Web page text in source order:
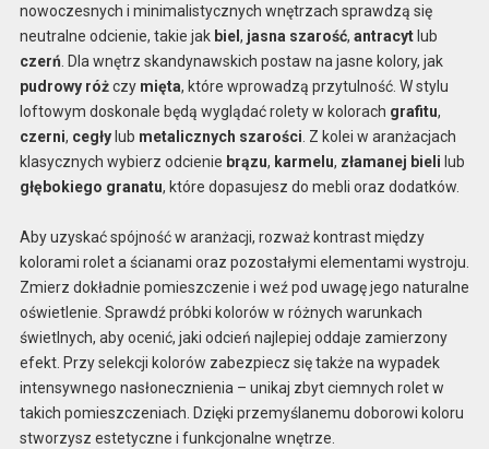
nowoczesnych i minimalistycznych wnętrzach sprawdzą się
neutralne odcienie, takie jak biel , jasna szarość, antracytlub
czerń . Dla wnętrz skandynawskich postaw na jasne kolory, jak
pudrowy różczy mięta, które wprowadzą przytulność. W stylu
loftowym doskonale będą wyglądać rolety w kolorach grafitu,
czerni, cegłylub metalicznych szarości . Z kolei w aranżacjach
klasycznych wybierz odcienie brązu, karmelu, złamanej bieli lub
głębokiego granatu, które dopasujesz do mebli oraz dodatków.
Aby uzyskać spójność w aranżacji, rozważ kontrast między
kolorami rolet a ścianami oraz pozostałymi elementami wystroju.
Zmierz dokładnie pomieszczenie i weź pod uwagę jego naturalne
oświetlenie. Sprawdź próbki kolorów w różnych warunkach
świetlnych, aby ocenić, jaki odcień najlepiej oddaje zamierzony
efekt. Przy selekcji kolorów zabezpiecz się także na wypadek
intensywnego nasłonecznienia – unikaj zbyt ciemnych rolet w
takich pomieszczeniach. Dzięki przemyślanemu doborowi koloru
stworzysz estetyczne i funkcjonalne wnętrze.